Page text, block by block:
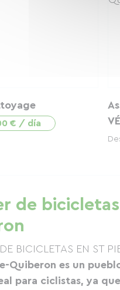
€ / día
de
BICICLETAS EN ST
Quiberon es un
para ciclistas, ya